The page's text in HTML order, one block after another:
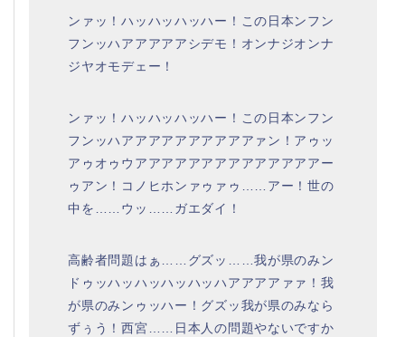
ンァッ！ハッハッハッハー！この日本ンフン
フンッハアアアアアシデモ！オンナジオンナ
ジヤオモデェー！
ンァッ！ハッハッハッハー！この日本ンフン
フンッハアアアアアアアアアアァン！アゥッ
アゥオゥウアアアアアアアアアアアアアアー
ゥアン！コノヒホンァゥァゥ……アー！世の
中を……ウッ……ガエダイ！
高齢者問題はぁ……グズッ……我が県のみン
ドゥッハッハッハッハッハアアアアァァ！我
が県のみンゥッハー！グズッ我が県のみなら
ずぅう！西宮……日本人の問題やないですか